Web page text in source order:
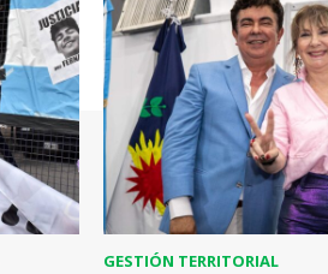
GESTIÓN TERRITORIAL